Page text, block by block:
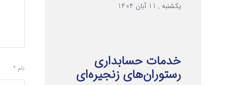
نام *
یکشنبه , 11 آبان 1404
خدمات حسابداری
رستوران‌های زنجیره‌ای